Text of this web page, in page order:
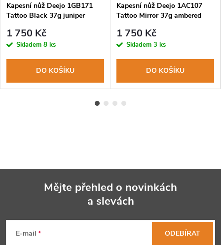
Kapesní nůž Deejo 1GB171
Tattoo Black 37g juniper
1 750 Kč
Skladem 8 ks
DO KOŠÍKU
Kapesní nůž Deejo 1AC107
Tattoo Mirror 37g ambered
1 750 Kč
Skladem 3 ks
DO KOŠÍKU
Mějte přehled o novinkách
a slevách
E-mail ODEBÍRAT